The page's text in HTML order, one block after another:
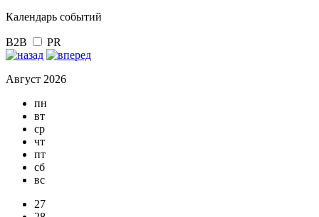
Календарь событий
B2B PR
Август 2026
пн
вт
ср
чт
пт
сб
вс
27